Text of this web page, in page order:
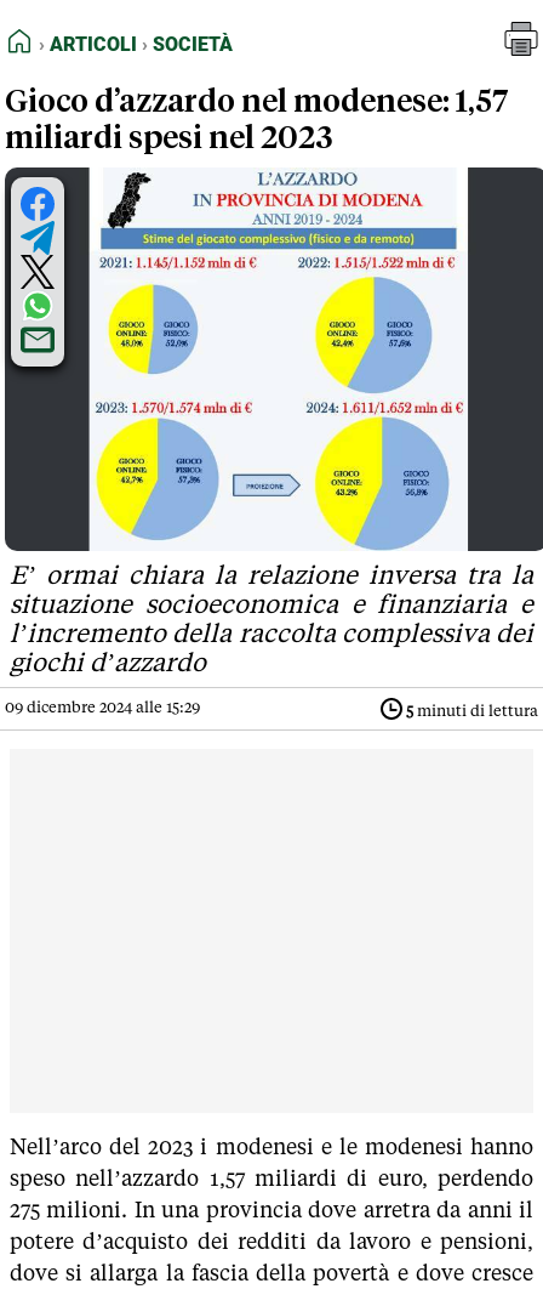
FEED RSS
NORMATIVE DEONTOLOGICHE
TERMINI e CONDIZIONI
HOME
ARTICOLI SOCIETÀ
Gioco d’azzardo nel modenese: 1,57
miliardi spesi nel 2023
E’ ormai chiara la relazione inversa tra la
situazione socioeconomica e finanziaria e
l’incremento della raccolta complessiva dei
giochi d’azzardo
09 dicembre 2024 alle 15:29 5 minuti di lettura
Nell’arco del 2023 i modenesi e le modenesi hanno
speso nell’azzardo 1,57 miliardi di euro, perdendo
275 milioni. In una provincia dove arretra da anni il
potere d’acquisto dei redditi da lavoro e pensioni,
dove si allarga la fascia della povertà e dove cresce